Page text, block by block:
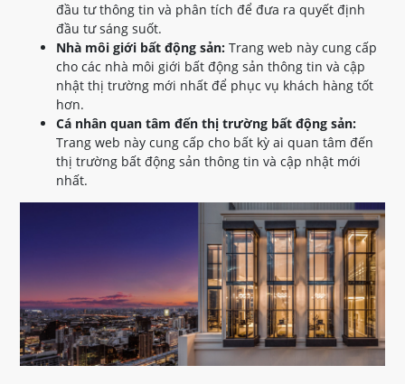
đầu tư thông tin và phân tích để đưa ra quyết định
đầu tư sáng suốt.
Nhà môi giới bất động sản: Trang web này cung cấp
cho các nhà môi giới bất động sản thông tin và cập
nhật thị trường mới nhất để phục vụ khách hàng tốt
hơn.
Cá nhân quan tâm đến thị trường bất động sản:
Trang web này cung cấp cho bất kỳ ai quan tâm đến
thị trường bất động sản thông tin và cập nhật mới
nhất.